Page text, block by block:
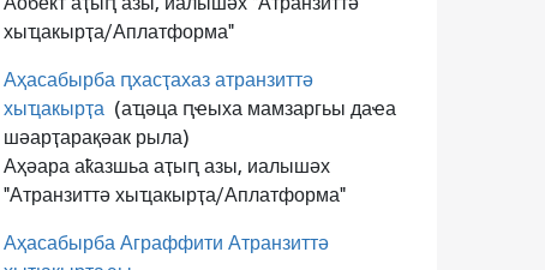
хыҵакырҭа/Аплатформа"
Аҳасабырба ԥхасҭахаз атранзиттә
хыҵакырҭа(аҵәца ԥҽыха мамзаргьы даҽа
шәарҭарақәак рыла)
Аҳәара аҟазшьа аҭыԥ азы, иалышәх
"Атранзиттә хыҵакырҭа/Аплатформа"
Аҳасабырба Аграффити Атранзиттә